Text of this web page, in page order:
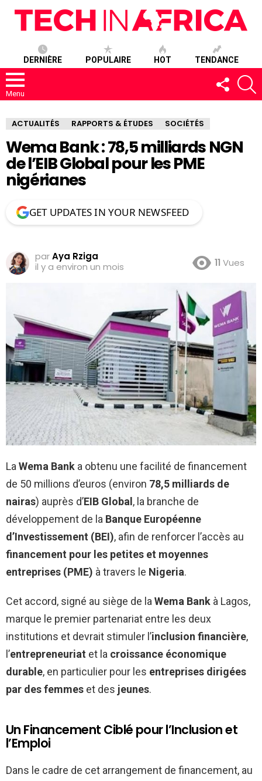
DERNIÈRE POPULAIRE HOT TENDANCE
Menu
SUIVEZ-
NOUS
ACTUALITÉS RAPPORTS & ÉTUDES SOCIÉTÉS
Wema Bank : 78,5 milliards NGN
de l’EIB Global pour les PME
nigérianes
GET UPDATES IN YOUR NEWSFEED
parAya Rziga
il y a environ un mois
11 Vues
LaWema Bank a obtenu une facilité de financement
de 50 millions d’euros (environ 78,5 milliards de
nairas) auprès d’EIB Global , la branche de
développement de la Banque Européenne
d’Investissement (BEI), afin de renforcer l’accès au
financement pour les petites et moyennes
entreprises (PME) à travers le Nigeria.
Cet accord, signé au siège de laWema Bank à Lagos,
marque le premier partenariat entre les deux
institutions et devrait stimuler l’inclusion financière,
l’entrepreneuriat et la croissance économique
durable, en particulier pour les entreprises dirigées
par des femmes et des jeunes.
Un Financement Ciblé pour l’Inclusion et
l’Emploi
Dans le cadre de cet arrangement de financement, au